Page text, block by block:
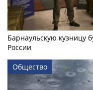
Барнаульскую кузницу
России
Общество